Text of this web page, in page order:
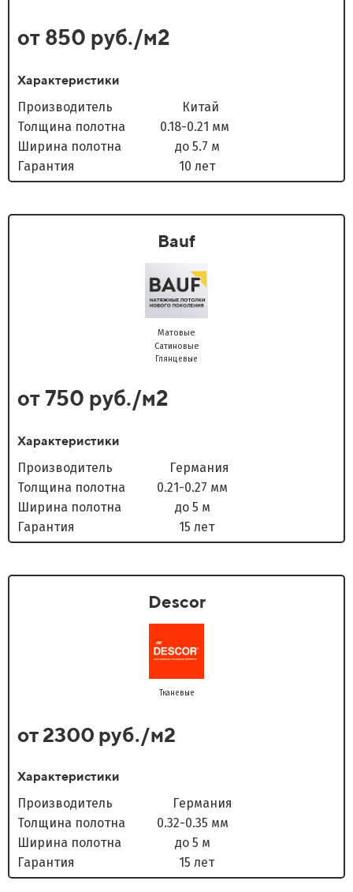
от 850 руб./м2
Характеристики
Производитель Китай
Толщина полотна 0.18-0.21 мм
Ширина полотна до 5.7 м
Гарантия 10 лет
Bauf
Матовые
Сатиновые
Глянцевые
от 750 руб./м2
Характеристики
Производитель Германия
Толщина полотна 0.21-0.27 мм
Ширина полотна до 5 м
Гарантия 15 лет
Descor
Тканевые
от 2300 руб./м2
Характеристики
Производитель Германия
Толщина полотна 0.32-0.35 мм
Ширина полотна до 5 м
Гарантия 15 лет